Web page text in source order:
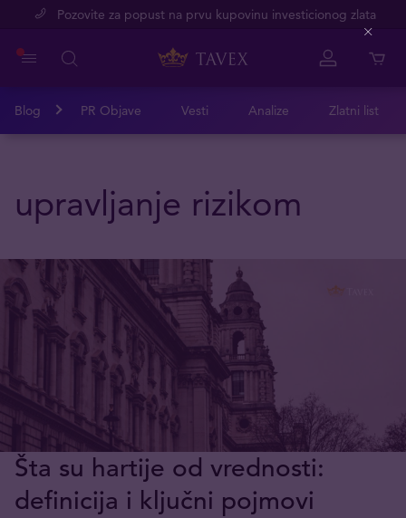
Pozovite za popust na prvu kupovinu investicionog zlata
Blog PR Objave Vesti Analize Zlatni list
upravljanje rizikom
Šta su hartije od vrednosti:
definicija i ključni pojmovi
Close